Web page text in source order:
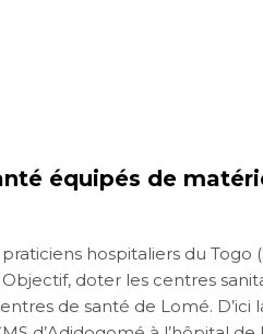
équipés de
hospitaliers du
doter les centres
de santé de Lomé.